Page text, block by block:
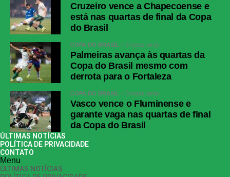
Cruzeiro vence a Chapecoense e
está nas quartas de final da Copa
do Brasil
COPA DO BRASIL 3 horas atrás
Palmeiras avança às quartas da
Copa do Brasil mesmo com
derrota para o Fortaleza
COPA DO BRASIL 3 horas atrás
Vasco vence o Fluminense e
garante vaga nas quartas de final
da Copa do Brasil
ÚLTIMAS NOTÍCIAS
POLÍTICA DE PRIVACIDADE
CONTATO
Menu
ÚLTIMAS NOTÍCIAS